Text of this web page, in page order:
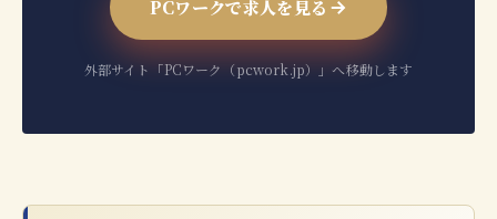
PCワークで求人を見る
外部サイト「PCワーク（pcwork.jp）」へ移動します